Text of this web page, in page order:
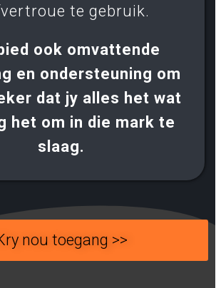
te gebruik.
ook omvattende
en ondersteuning om
dat jy alles het wat
het om in die mark te
slaag.
nou toegang >>